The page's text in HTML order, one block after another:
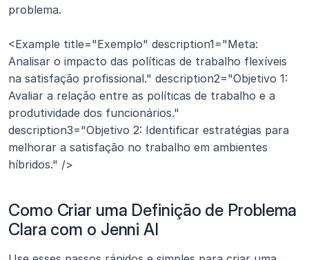
problema.
<Example title="Exemplo" description1="Meta:
Analisar o impacto das políticas de trabalho flexíveis
na satisfação profissional." description2="Objetivo 1:
Avaliar a relação entre as políticas de trabalho e a
produtividade dos funcionários."
description3="Objetivo 2: Identificar estratégias para
melhorar a satisfação no trabalho em ambientes
híbridos." />
Como Criar uma Definição de Problema
Clara com o Jenni AI